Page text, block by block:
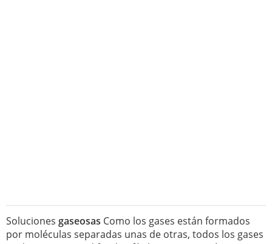
Soluciones gaseosas Como los gases están formados
por moléculas separadas unas de otras, todos los gases